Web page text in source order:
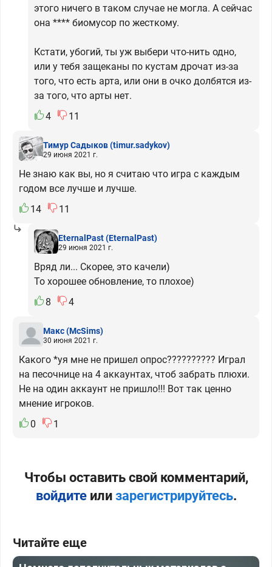
этого ничего в таком случае не могла. А сейчас
она **** биомусор по жесткому.
Кстати, убогий, ты уж выбери что-нить одно,
или у тебя защеканы по кустам дрочат из-за
того, что есть арта, или они в очко долбятся из-
за того, что арты нет.
4
11
Тимур Садыков(timur.sadykov)
29 июня 2021 г.
Не знаю как вы, но я считаю что игра с каждым
годом все лучше и лучше.
14
11
EternalPast(EternalPast)
29 июня 2021 г.
Вряд ли... Скорее, это качели)
То хорошее обновление, то плохое)
8
4
Макс(McSims)
30 июня 2021 г.
Какого *уя мне не пришел опрос?????????? Играл
на песочнице на 4 аккаунтах, чтоб забрать плюхи.
Не на один аккаунт не пришло!!! Вот так ценно
мнение игроков.
0
1
Чтобы оставить свой комментарий,
войдитеили зарегистрируйтесь.
Читайте еще